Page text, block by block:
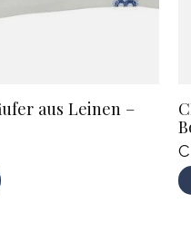
aus Leinen –